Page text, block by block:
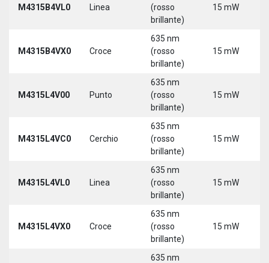
M4315B4VL0 Linea
(rosso
brillante)
15 mW
M4315B4VX0 Croce
635 nm
(rosso
brillante)
15 mW
M4315L4V00 Punto
635 nm
(rosso
brillante)
15 mW
M4315L4VC0 Cerchio
635 nm
(rosso
brillante)
15 mW
M4315L4VL0 Linea
635 nm
(rosso
brillante)
15 mW
M4315L4VX0 Croce
635 nm
(rosso
brillante)
15 mW
635 nm